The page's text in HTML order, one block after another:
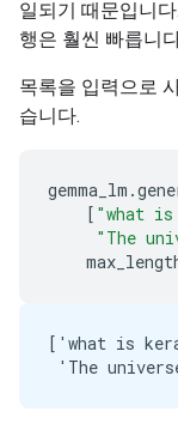
일되기 때문입니
행은 훨씬 빠릅니
목록을 입력으로
습니다.
gemma_lm .
[ "what
"The
['what is